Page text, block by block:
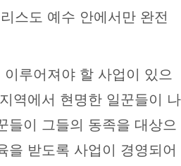
스도 예수 안에서만 완전
루어져야 할 사업이 있으
역에서 현명한 일꾼들이 나
들이 그들의 동족을 대상으
을 받도록 사업이 경영되어